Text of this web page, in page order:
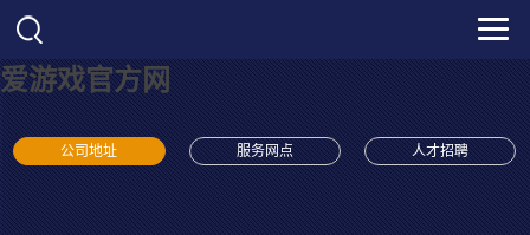
爱游戏官方网
公司地址 服务网点 人才招聘